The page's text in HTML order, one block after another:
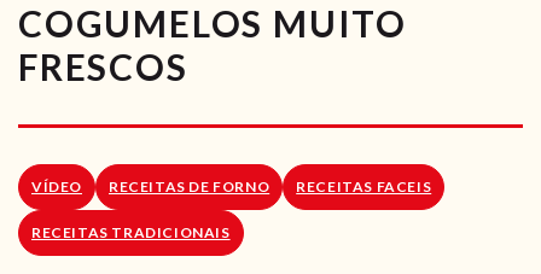
VÍDEOS
LOJA ONLINE
COGUMELOS MUITO
FRESCOS
VÍDEO RECEITAS DE FORNO RECEITAS FACEIS
RECEITAS TRADICIONAIS